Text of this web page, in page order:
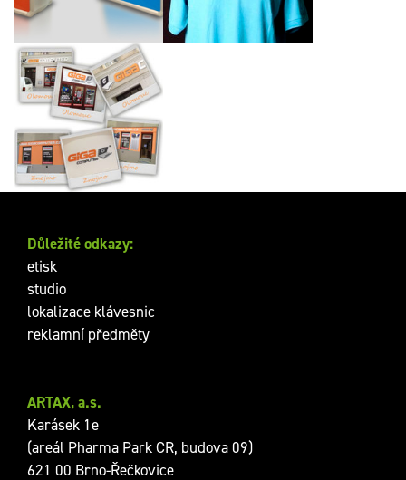
Značení poboček firmy
GIGACOMPUTER, s.r.o
ARTAX, a.s.
Karásek 1e
(areál Pharma Park CR, budova 09)
621 00 Brno-Řečkovice
Důležité odkazy:
etisk
studio
lokalizace klávesnic
reklamní předměty